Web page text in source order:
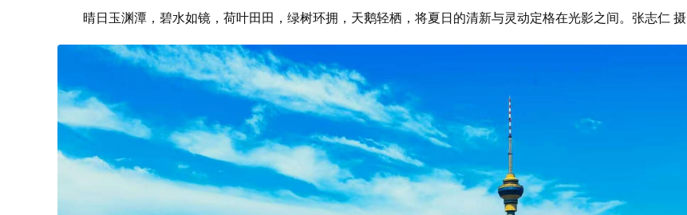
晴日玉渊潭，碧水如镜，荷叶田田，绿树环拥，天鹅轻栖，将夏日的清新与灵动定格在光影之间。张志仁 摄